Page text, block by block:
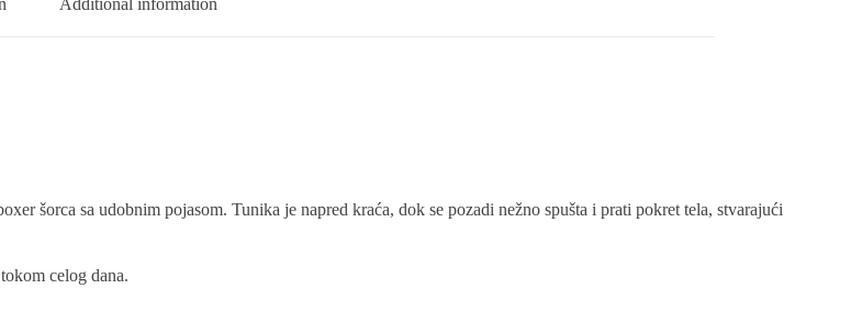
šorca sa udobnim pojasom. Tunika je napred kraća, dok se pozadi nežno spušta i prati pokret tela, stvarajući
celog dana.